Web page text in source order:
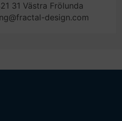
31 Västra Frölunda
design.com